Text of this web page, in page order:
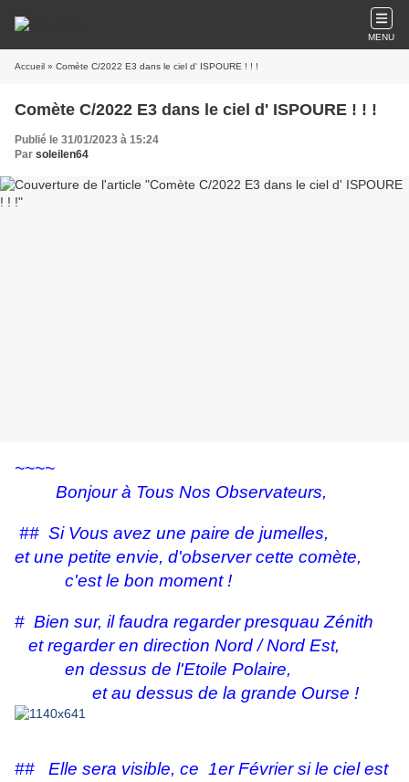
MENU
Accueil » Comète C/2022 E3 dans le ciel d' ISPOURE ! ! !
Comète C/2022 E3 dans le ciel d' ISPOURE ! ! !
Publié le 31/01/2023 à 15:24
Par soleilen64
~~~~
Bonjour à Tous Nos Observateurs,
## Si Vous avez une paire de jumelles,
et une petite envie, d'observer cette comète,
c'est le bon moment !
# Bien sur, il faudra regarder presquau Zénith
et regarder en direction Nord / Nord Est,
en dessus de l'Etoile Polaire,
et au dessus de la grande Ourse !
## Elle sera visible, ce 1er Février si le ciel est